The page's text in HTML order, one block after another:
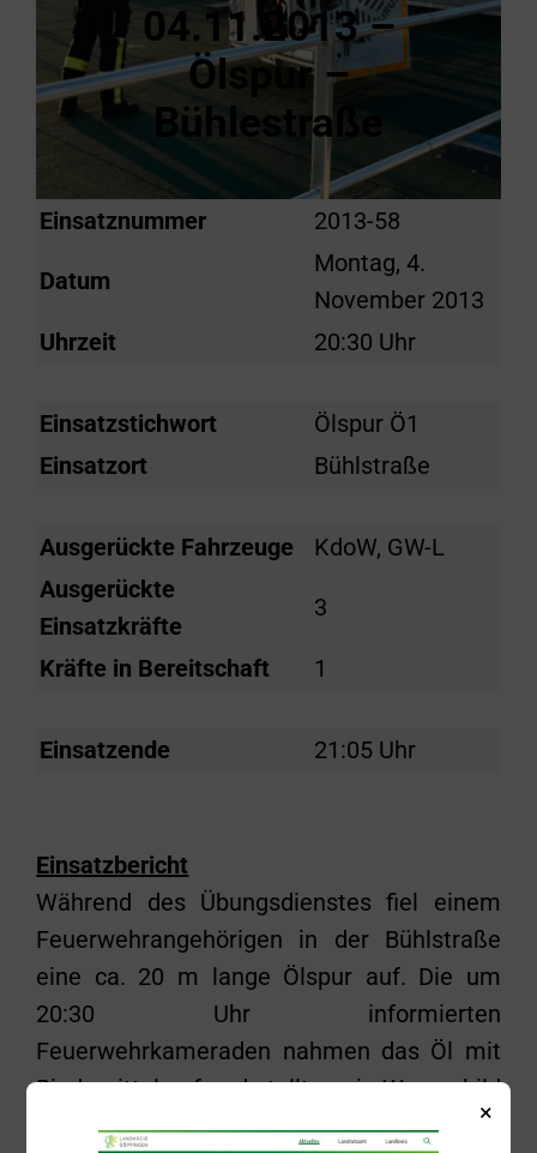
04.11.2013 –
Ölspur –
Bühlestraße
Einsatznummer 2013-58
Datum
Montag, 4.
November 2013
Uhrzeit
20:30 Uhr
Einsatzstichwort
Ölspur Ö1
Einsatzort
Bühlstraße
Ausgerückte Fahrzeuge
KdoW, GW-L
Ausgerückte
Einsatzkräfte
3
Kräfte in Bereitschaft 1
Einsatzende 21:05 Uhr
Einsatzbericht
Während des Übungsdienstes fiel einem
Feuerwehrangehörigen in der Bühlstraße
eine ca. 20 m lange Ölspur auf. Die um
20:30 Uhr informierten
Feuerwehrkameraden nahmen das Öl mit
Bindemittel auf und stellten ein Warnschild
×